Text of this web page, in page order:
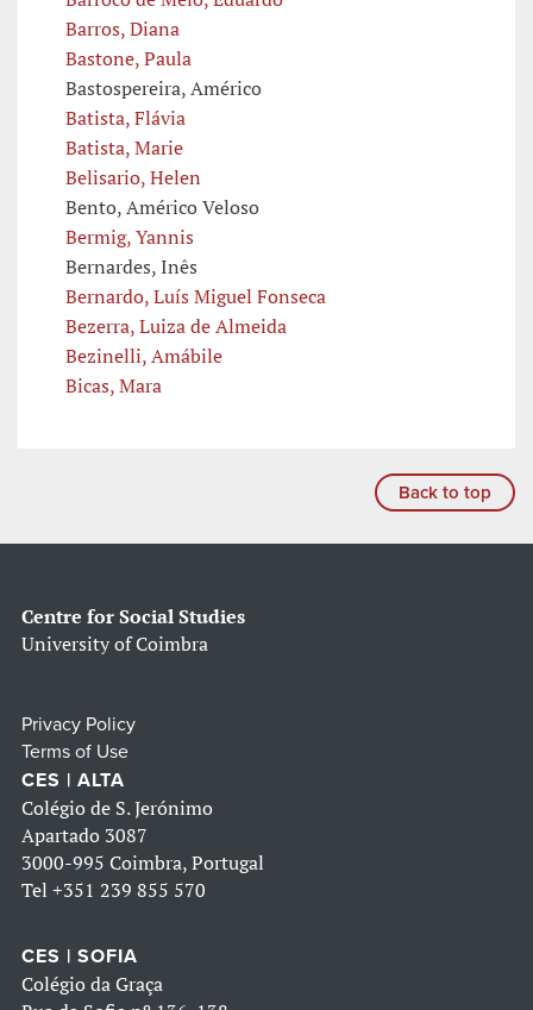
Barros, Diana
Bastone, Paula
Bastospereira, Américo
Batista, Flávia
Batista, Marie
Belisario, Helen
Bento, Américo Veloso
Bermig, Yannis
Bernardes, Inês
Bernardo, Luís Miguel Fonseca
Bezerra, Luiza de Almeida
Bezinelli, Amábile
Bicas, Mara
Back to top
Centre for Social Studies
University of Coimbra
Privacy Policy
Terms of Use
CES | ALTA
Colégio de S. Jerónimo
Apartado 3087
3000-995 Coimbra, Portugal
Tel +351 239 855 570
CES | SOFIA
Colégio da Graça